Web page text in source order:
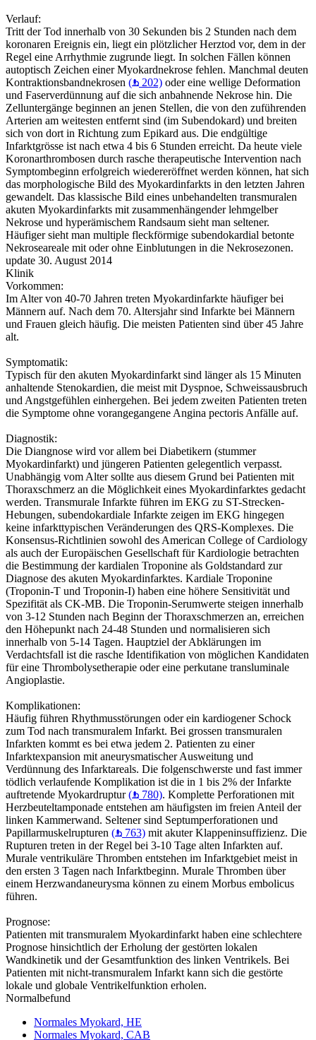
Verlauf:
Tritt der Tod innerhalb von 30 Sekunden bis 2 Stunden nach dem
koronaren Ereignis ein, liegt ein plötzlicher Herztod vor, dem in der
Regel eine Arrhythmie zugrunde liegt. In solchen Fällen können
autoptisch Zeichen einer Myokardnekrose fehlen. Manchmal deuten
Kontraktionsbandnekrosen ( 202) oder eine wellige Deformation
und Faserverdünnung auf die sich anbahnende Nekrose hin. Die
Zelluntergänge beginnen an jenen Stellen, die von den zuführenden
Arterien am weitesten entfernt sind (im Subendokard) und breiten
sich von dort in Richtung zum Epikard aus. Die endgültige
Infarktgrösse ist nach etwa 4 bis 6 Stunden erreicht. Da heute viele
Koronarthrombosen durch rasche therapeutische Intervention nach
Symptombeginn erfolgreich wiedereröffnet werden können, hat sich
das morphologische Bild des Myokardinfarkts in den letzten Jahren
gewandelt. Das klassische Bild eines unbehandelten transmuralen
akuten Myokardinfarkts mit zusammenhängender lehmgelber
Nekrose und hyperämischem Randsaum sieht man seltener.
Häufiger sieht man multiple fleckförmige subendokardial betonte
Nekroseareale mit oder ohne Einblutungen in die Nekrosezonen.
update 30. August 2014
Klinik
Vorkommen:
Im Alter von 40-70 Jahren treten Myokardinfarkte häufiger bei
Männern auf. Nach dem 70. Altersjahr sind Infarkte bei Männern
und Frauen gleich häufig. Die meisten Patienten sind über 45 Jahre
alt.
Symptomatik:
Typisch für den akuten Myokardinfarkt sind länger als 15 Minuten
anhaltende Stenokardien, die meist mit Dyspnoe, Schweissausbruch
und Angstgefühlen einhergehen. Bei jedem zweiten Patienten treten
die Symptome ohne vorangegangene Angina pectoris Anfälle auf.
Diagnostik:
Die Diangnose wird vor allem bei Diabetikern (stummer
Myokardinfarkt) und jüngeren Patienten gelegentlich verpasst.
Unabhängig vom Alter sollte aus diesem Grund bei Patienten mit
Thoraxschmerz an die Möglichkeit eines Myokardinfarktes gedacht
werden. Transmurale Infarkte führen im EKG zu ST-Strecken-
Hebungen, subendokardiale Infarkte zeigen im EKG hingegen
keine infarkttypischen Veränderungen des QRS-Komplexes. Die
Konsensus-Richtlinien sowohl des American College of Cardiology
als auch der Europäischen Gesellschaft für Kardiologie betrachten
die Bestimmung der kardialen Troponine als Goldstandard zur
Diagnose des akuten Myokardinfarktes. Kardiale Troponine
(Troponin-T und Troponin-I) haben eine höhere Sensitivität und
Spezifität als CK-MB. Die Troponin-Serumwerte steigen innerhalb
von 3-12 Stunden nach Beginn der Thoraxschmerzen an, erreichen
den Höhepunkt nach 24-48 Stunden und normalisieren sich
innerhalb von 5-14 Tagen. Hauptziel der Abklärungen im
Verdachtsfall ist die rasche Identifikation von möglichen Kandidaten
für eine Thrombolysetherapie oder eine perkutane transluminale
Angioplastie.
Komplikationen:
Häufig führen Rhythmusstörungen oder ein kardiogener Schock
zum Tod nach transmuralem Infarkt. Bei grossen transmuralen
Infarkten kommt es bei etwa jedem 2. Patienten zu einer
Infarktexpansion mit aneurysmatischer Ausweitung und
Verdünnung des Infarktareals. Die folgenschwerste und fast immer
tödlich verlaufende Komplikation ist die in 1 bis 2% der Infarkte
auftretende Myokardruptur( 780). Komplette Perforationen mit
Herzbeuteltamponade entstehen am häufigsten im freien Anteil der
linken Kammerwand. Seltener sind Septumperforationen und
Papillarmuskelrupturen ( 763) mit akuter Klappeninsuffizienz. Die
Rupturen treten in der Regel bei 3-10 Tage alten Infarkten auf.
Murale ventrikuläre Thromben entstehen im Infarktgebiet meist in
den ersten 3 Tagen nach Infarktbeginn. Murale Thromben über
einem Herzwandaneurysma können zu einem Morbus embolicus
führen.
Prognose:
Patienten mit transmuralem Myokardinfarkt haben eine schlechtere
Prognose hinsichtlich der Erholung der gestörten lokalen
Wandkinetik und der Gesamtfunktion des linken Ventrikels. Bei
Patienten mit nicht-transmuralem Infarkt kann sich die gestörte
lokale und globale Ventrikelfunktion erholen.
Normalbefund
Normales Myokard, HE
Normales Myokard, CAB